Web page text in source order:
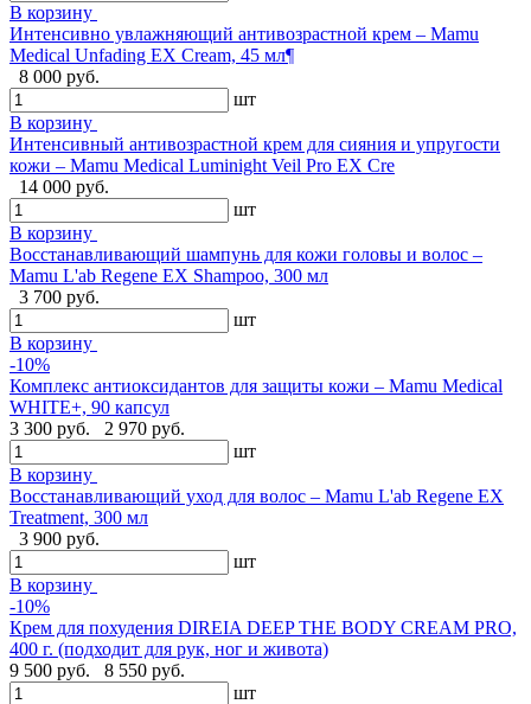
В корзину
Интенсивно увлажняющий антивозрастной крем – Mamu
Medical Unfading EX Cream, 45 мл¶
8 000 руб.
шт
В корзину
Интенсивный антивозрастной крем для сияния и упругости
кожи – Mamu Medical Luminight Veil Pro EX Cre
14 000 руб.
шт
В корзину
Восстанавливающий шампунь для кожи головы и волос –
Mamu L'ab Regene EX Shampoo, 300 мл
3 700 руб.
шт
В корзину
-10%
Комплекс антиоксидантов для защиты кожи – Mamu Medical
WHITE+, 90 капсул
3 300 руб.
2 970 руб.
шт
В корзину
Восстанавливающий уход для волос – Mamu L'ab Regene EX
Treatment, 300 мл
3 900 руб.
шт
В корзину
-10%
Крем для похудения DIREIA DEEP THE BODY CREAM PRO,
400 г. (подходит для рук, ног и живота)
9 500 руб.
8 550 руб.
шт